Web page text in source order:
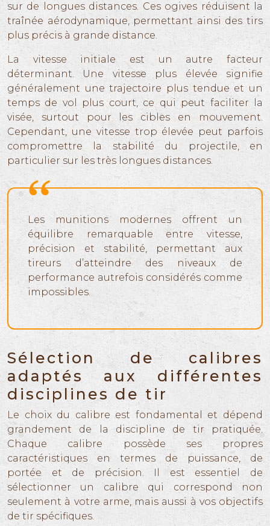
sur de longues distances. Ces ogives réduisent la
traînée aérodynamique, permettant ainsi des tirs
plus précis à grande distance.
La vitesse initiale est un autre facteur
déterminant. Une vitesse plus élevée signifie
généralement une trajectoire plus tendue et un
temps de vol plus court, ce qui peut faciliter la
visée, surtout pour les cibles en mouvement.
Cependant, une vitesse trop élevée peut parfois
compromettre la stabilité du projectile, en
particulier sur les très longues distances.
Les munitions modernes offrent un
équilibre remarquable entre vitesse,
précision et stabilité, permettant aux
tireurs d’atteindre des niveaux de
performance autrefois considérés comme
impossibles.
Sélection de calibres
adaptés aux différentes
disciplines de tir
Le choix du calibre est fondamental et dépend
grandement de la discipline de tir pratiquée.
Chaque calibre possède ses propres
caractéristiques en termes de puissance, de
portée et de précision. Il est essentiel de
sélectionner un calibre qui correspond non
seulement à votre arme, mais aussi à vos objectifs
de tir spécifiques.